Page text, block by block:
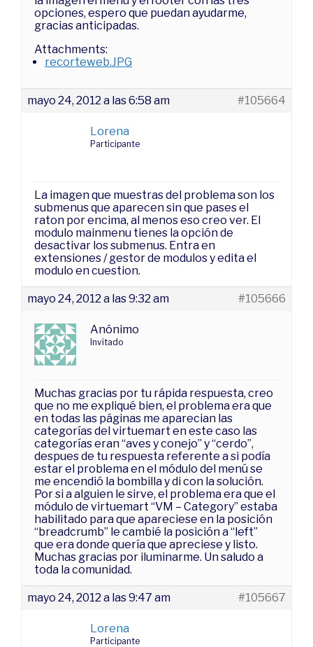
opciones, espero que puedan ayudarme,
gracias anticipadas.
Attachments:
recorteweb.JPG
mayo 24, 2012 a las 6:58 am #105664
Lorena
Participante
La imagen que muestras del problema son los
submenus que aparecen sin que pases el
raton por encima, al menos eso creo ver. El
modulo mainmenu tienes la opción de
desactivar los submenus. Entra en
extensiones / gestor de modulos y edita el
modulo en cuestion.
mayo 24, 2012 a las 9:32 am #105666
Anónimo
Invitado
Muchas gracias por tu rápida respuesta, creo
que no me expliqué bien, el problema era que
en todas las páginas me aparecian las
categorías del virtuemart en este caso las
categorías eran “aves y conejo” y “cerdo”,
despues de tu respuesta referente a si podía
estar el problema en el módulo del menú se
me encendió la bombilla y di con la solución.
Por si a alguien le sirve, el problema era que el
módulo de virtuemart “VM – Category” estaba
habilitado para que apareciese en la posición
“breadcrumb” le cambié la posición a “left”
que era donde quería que apreciese y listo.
Muchas gracias por iluminarme. Un saludo a
toda la comunidad.
mayo 24, 2012 a las 9:47 am #105667
Lorena
Participante